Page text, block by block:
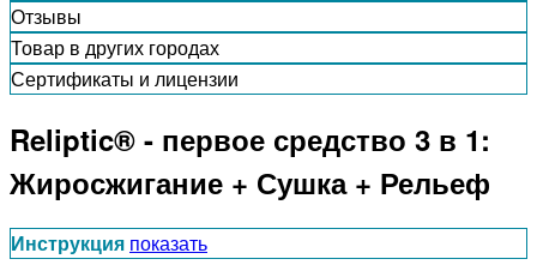
Отзывы
Товар в других городах
Сертификаты и лицензии
Reliptic® - первое средство 3 в 1:
Жиросжигание + Сушка + Рельеф
Инструкция показать